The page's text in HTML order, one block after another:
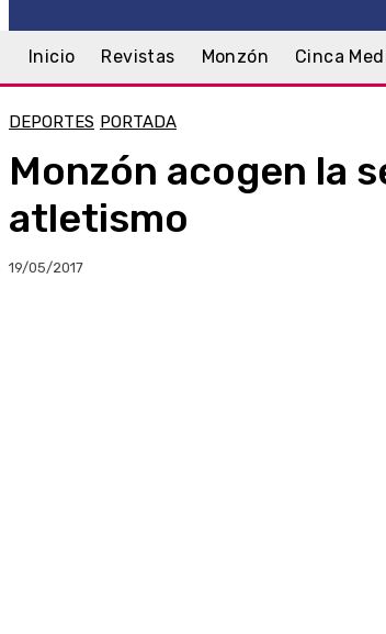
Inicio Revistas Monzón Cinca
DEPORTES PORTADA
Monzón acogen la
atletismo
19/05/2017